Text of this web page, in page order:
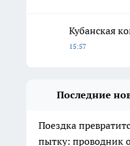
Кубанская
15:57
Последние
Поездка
пытку: проводник